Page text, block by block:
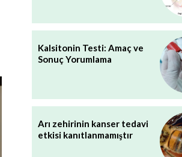
Kalsitonin Testi: Amaç ve
Sonuç Yorumlama
Arı zehirinin kanser tedavi
etkisi kanıtlanmamıştır